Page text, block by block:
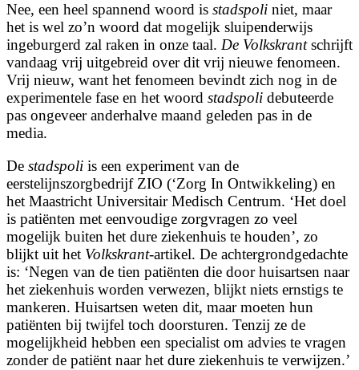
Nee, een heel spannend woord is stadspoli niet, maar
het is wel zo’n woord dat mogelijk sluipenderwijs
ingeburgerd zal raken in onze taal. De Volkskrantschrijft
vandaag vrij uitgebreid over dit vrij nieuwe fenomeen.
Vrij nieuw, want het fenomeen bevindt zich nog in de
experimentele fase en het woord stadspoli debuteerde
pas ongeveer anderhalve maand geleden pas in de
media.
De stadspoli is een experiment van de
eerstelijnszorgbedrijf ZIO (‘Zorg In Ontwikkeling) en
het Maastricht Universitair Medisch Centrum. ‘Het doel
is patiënten met eenvoudige zorgvragen zo veel
mogelijk buiten het dure ziekenhuis te houden’, zo
blijkt uit het Volkskrant-artikel. De achtergrondgedachte
is: ‘Negen van de tien patiënten die door huisartsen naar
het ziekenhuis worden verwezen, blijkt niets ernstigs te
mankeren. Huisartsen weten dit, maar moeten hun
patiënten bij twijfel toch doorsturen. Tenzij ze de
mogelijkheid hebben een specialist om advies te vragen
zonder de patiënt naar het dure ziekenhuis te verwijzen.’